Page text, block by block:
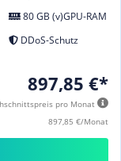
80 GB (v)GPU-RAM
DDoS-Schutz
897,85 €*
pro Monat
897,85 €/Monat